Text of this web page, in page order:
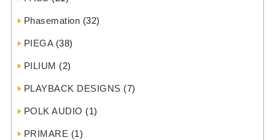
Phasemation (32)
PIEGA(38)
PILIUM (2)
PLAYBACK DESIGNS (7)
POLK AUDIO (1)
PRIMARE (1)